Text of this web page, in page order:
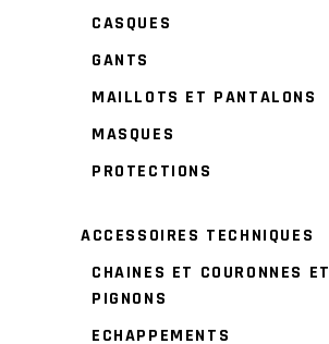
CASQUES
GANTS
MAILLOTS ET PANTALONS
MASQUES
PROTECTIONS
ACCESSOIRES TECHNIQUES
CHAINES ET COURONNES ET
PIGNONS
ECHAPPEMENTS